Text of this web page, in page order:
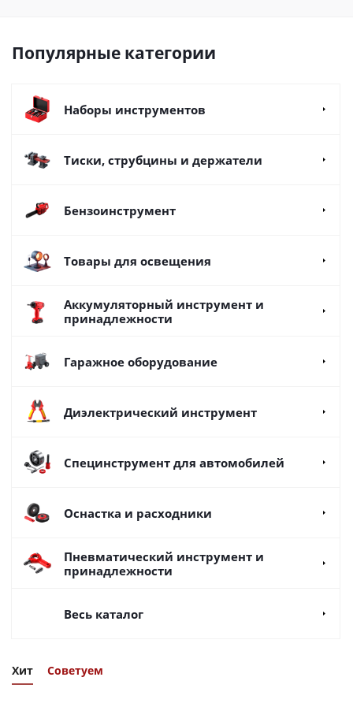
Популярные категории
Наборы инструментов
Тиски, струбцины и держатели
Бензоинструмент
Товары для освещения
Аккумуляторный инструмент и
принадлежности
Гаражное оборудование
Диэлектрический инструмент
Специнструмент для автомобилей
Оснастка и расходники
Пневматический инструмент и
принадлежности
Весь каталог
Хит Советуем